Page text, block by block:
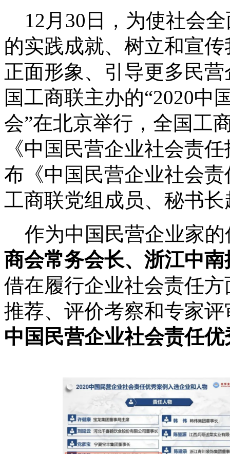
12月30日，为使社会
的实践成就、树立和宣
正面形象、引导更多民
国工商联主办的“2020中
会”在北京举行，全国工
《中国民营企业社会责
布《中国民营企业社会
工商联党组成员、秘书
作为中国民营企业家的
商会常务会长、浙江中
借在履行企业社会责任
推荐、评价考察和专家
中国民营企业社会责任